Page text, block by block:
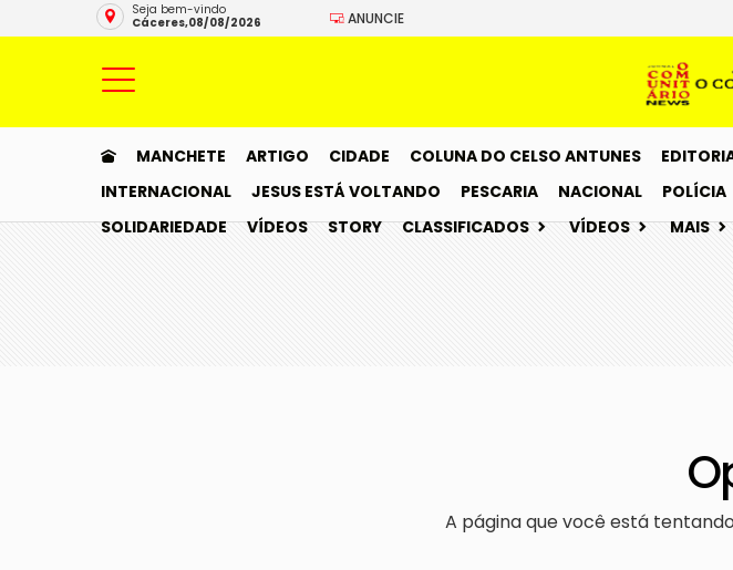
Seja bem-vindo
Cáceres,08/08/2026
ANUNCIE
MANCHETE ARTIGO CIDADE COLUNA DO CELSO ANTUNES
INTERNACIONAL
JESUS ESTÁ VOLTANDO PESCARIA NACIONAL POLÍCIA
SOLIDARIEDADE
VÍDEOS STORY CLASSIFICADOS VÍDEOS MAIS
A página que você está